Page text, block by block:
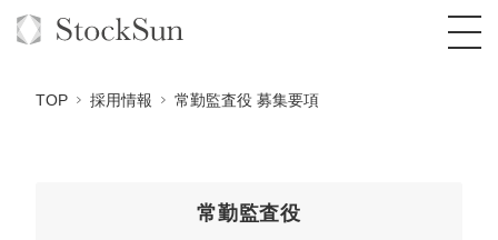
TOP 採用情報 常勤監査役 募集要項
常勤監査役